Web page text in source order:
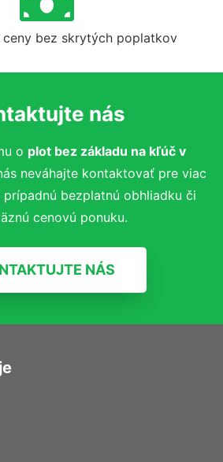
ceny bez skrytých poplatkov
nás
o plot bez základu na kľúč v
neváhajte kontaktovať pre viac
bezplatnú obhliadku či
cenovú ponuku.
NÁS